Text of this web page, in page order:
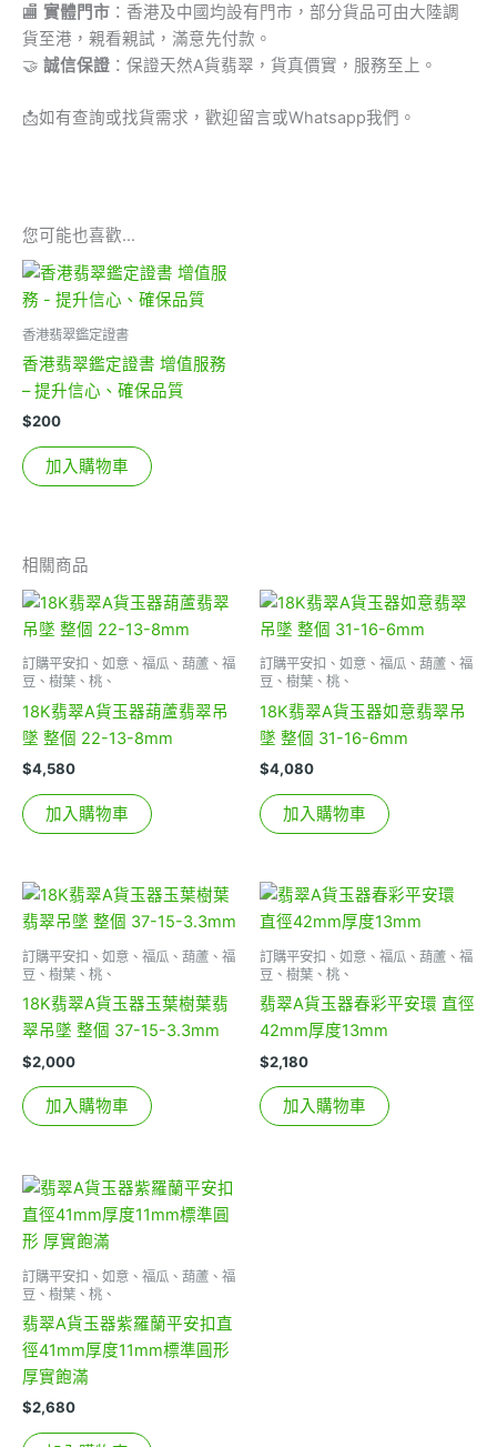
🏬 實體門市 ：香港及中國均設有門市，部分貨品可由大陸調
貨至港，親看親試，滿意先付款。
🤝 誠信保證 ：保證天然A貨翡翠，貨真價實，服務至上。
📩如有查詢或找貨需求，歡迎留言或Whatsapp我們。
您可能也喜歡…
香港翡翠鑑定證書
香港翡翠鑑定證書 增值服務
– 提升信心、確保品質
$200
加入購物車
相關商品
訂購平安扣、如意、福瓜、葫蘆、福
豆、樹葉、桃、
18K翡翠A貨玉器葫蘆翡翠吊
墜 整個 22-13-8mm
$4,580
加入購物車
訂購平安扣、如意、福瓜、葫蘆、福
豆、樹葉、桃、
18K翡翠A貨玉器如意翡翠吊
墜 整個 31-16-6mm
$4,080
加入購物車
訂購平安扣、如意、福瓜、葫蘆、福
豆、樹葉、桃、
18K翡翠A貨玉器玉葉樹葉翡
翠吊墜 整個 37-15-3.3mm
$2,000
加入購物車
訂購平安扣、如意、福瓜、葫蘆、福
豆、樹葉、桃、
翡翠A貨玉器春彩平安環 直徑
42mm厚度13mm
$2,180
加入購物車
訂購平安扣、如意、福瓜、葫蘆、福
豆、樹葉、桃、
翡翠A貨玉器紫羅蘭平安扣直
徑41mm厚度11mm標準圓形
厚實飽滿
$2,680